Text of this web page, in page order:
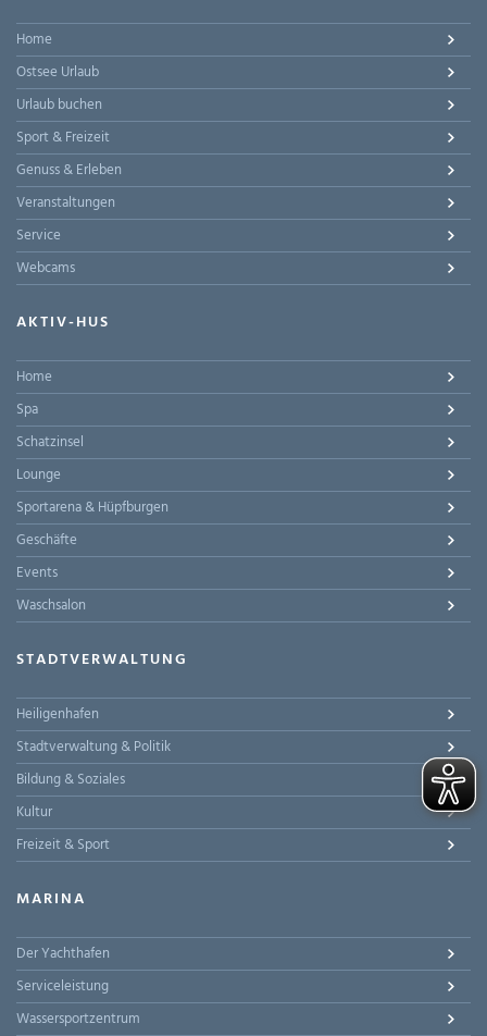
Home
Ostsee Urlaub
Urlaub buchen
Sport & Freizeit
Genuss & Erleben
Veranstaltungen
Service
Webcams
AKTIV-HUS
Home
Spa
Schatzinsel
Lounge
Sportarena & Hüpfburgen
Geschäfte
Events
Waschsalon
STADTVERWALTUNG
Heiligenhafen
Stadtverwaltung & Politik
Bildung & Soziales
Kultur
Freizeit & Sport
MARINA
Der Yachthafen
Serviceleistung
Wassersportzentrum